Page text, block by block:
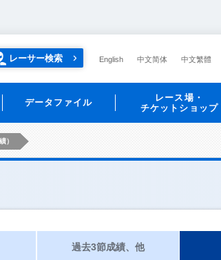
レーサー検索 English 中文简体 中文繁體
データファイル
レース場・
チケットショップ
）
過去3節成績、他